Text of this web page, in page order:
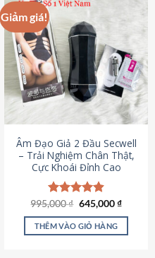
Giảm giá!
Âm Đạo Giả 2 Đầu Secwell
– Trải Nghiệm Chân Thật,
Cực Khoái Đỉnh Cao
Được xếp
hạng4.88
5 sao
995,000₫ Giá
là:
995,000 ₫.
645,000₫Giá
tại
THÊM VÀO GIỎ HÀNG